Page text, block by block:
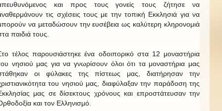
και προς τους γονείς τους ζήτησε να
τις σχέσεις τους με την τοπική Εκκλησιά για να
να μεταδώσουν την ευσέβεια ως καλύτερη κληρονομιά
παιδιά τους.
τέλος παρουσιάστηκε ένα οδοιπορικό στα 12 μοναστήρια
νησιού μας για να γνωρίσουν όλοι ότι τα μοναστήρια μας
οι φύλακες της πίστεως μας, διατήρησαν την
του νησιού μας, διαφύλαξαν την παράδοση της
μας σε δίσεκτους χρόνους και επροστάτευσαν την
και τον Ελληνισμό.